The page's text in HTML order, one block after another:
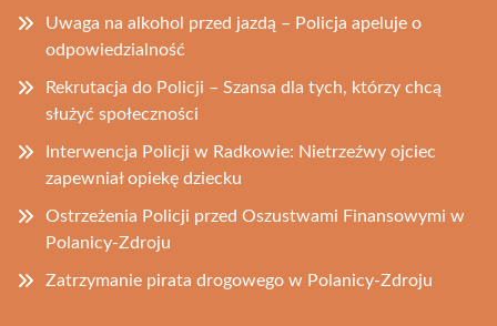
Uwaga na alkohol przed jazdą – Policja apeluje o
odpowiedzialność
Rekrutacja do Policji – Szansa dla tych, którzy chcą
służyć społeczności
Interwencja Policji w Radkowie: Nietrzeźwy ojciec
zapewniał opiekę dziecku
Ostrzeżenia Policji przed Oszustwami Finansowymi w
Polanicy-Zdroju
Zatrzymanie pirata drogowego w Polanicy-Zdroju